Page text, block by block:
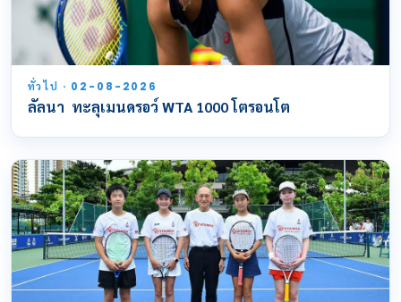
ทั่วไป · 02-08-2026
ลัลนา ทะลุเมนดรอว์ WTA 1000 โตรอนโต